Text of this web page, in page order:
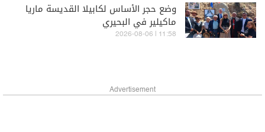
وضع حجر الأساس لكابيلا القديسة ماريا
ماكيلير في البحيري
11:58 | 2026-08-06
Advertisement